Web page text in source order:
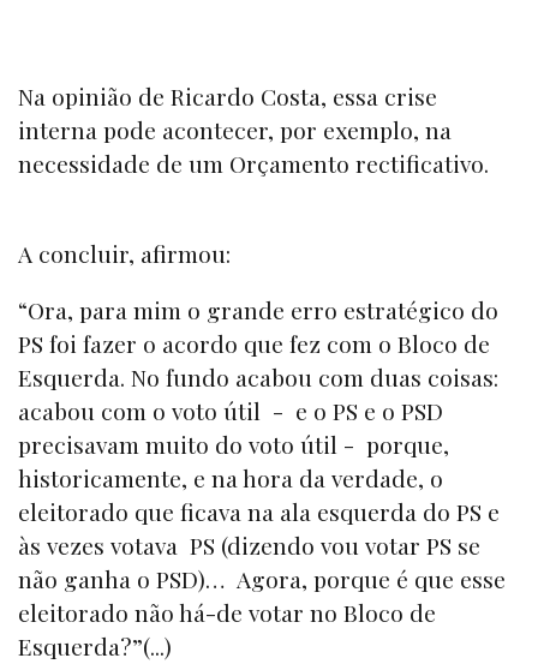
Na opinião de Ricardo Costa, essa crise
interna pode acontecer, por exemplo, na
necessidade de um Orçamento rectificativo.
A concluir, afirmou:
“Ora, para mim o grande erro estratégico do
PS foi fazer o acordo que fez com o Bloco de
Esquerda. No fundo acabou com duas coisas:
acabou com o voto útil - e o PS e o PSD
precisavam muito do voto útil - porque,
historicamente, e na hora da verdade, o
eleitorado que ficava na ala esquerda do PS e
às vezes votava PS (dizendo vou votar PS se
não ganha o PSD)… Agora, porque é que esse
eleitorado não há-de votar no Bloco de
Esquerda?”(...)